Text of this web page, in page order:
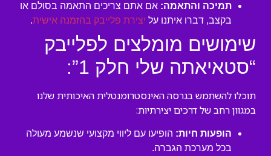
תמיכה והתאמה: אם אתם צריכים התאמה בסולם או
בקצב, דברו איתנו על יצירת פלייבק בהזמנה אישית.
שימושים מומלצים לפלייבק
“סטאיאתה שלי חלק 1”:
תוכלו להשתמש בגרסה האינסטרומנטלית האיכותית שלנו
במגוון רחב של דרכים יצירתיות:
הופעות חיות: הופיעו עם ליווי מקצועי שנשמע מעולה
בכל מערכת הגברה.